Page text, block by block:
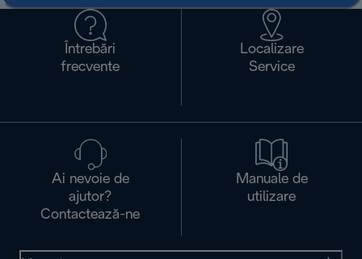
Întrebări
frecvente
Localizare
Service
Ai nevoie de
ajutor?
Contactează-ne
Manuale de
utilizare